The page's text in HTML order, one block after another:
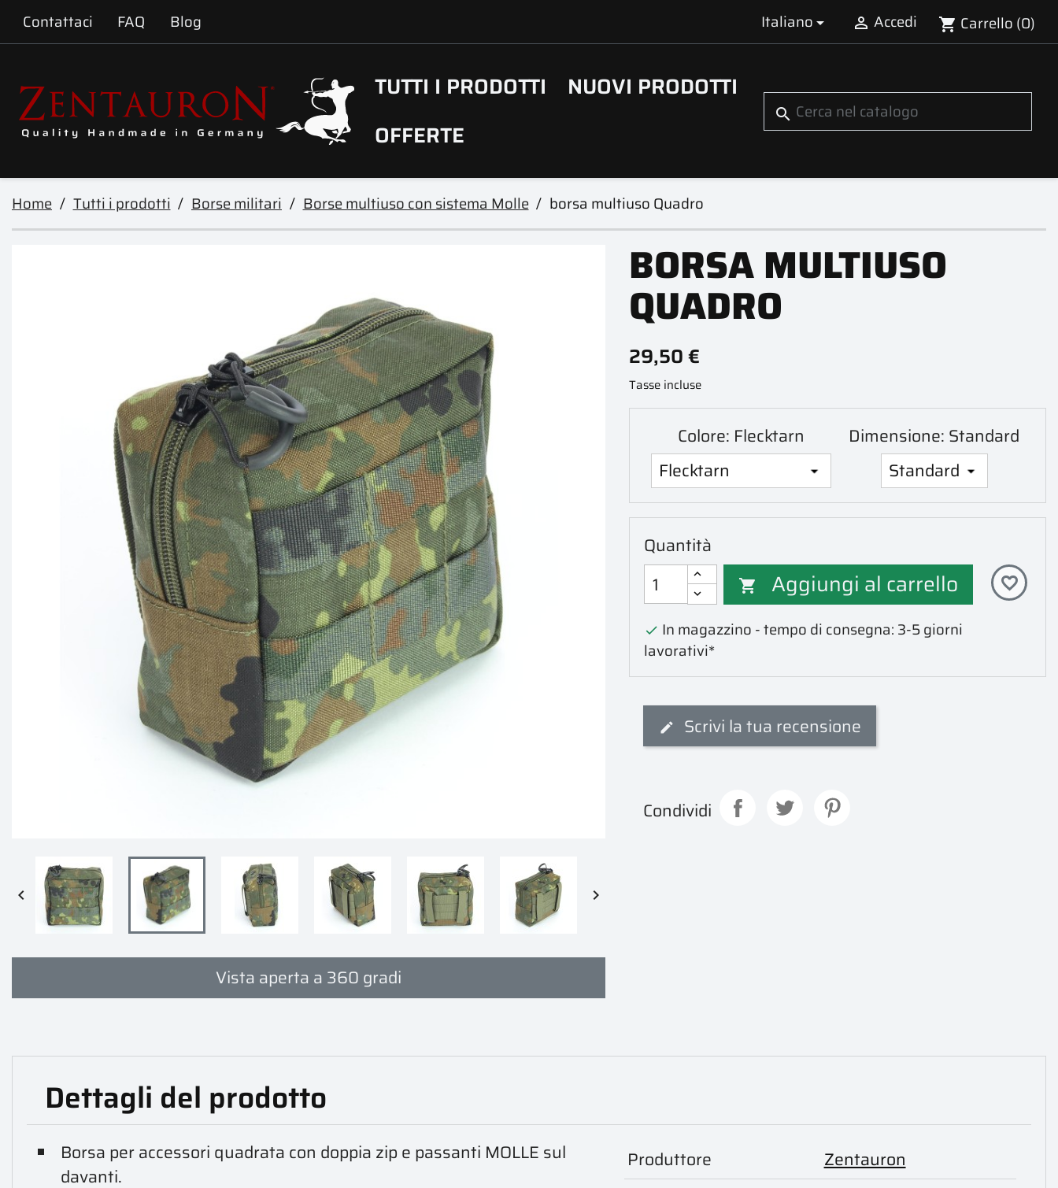
Contattaci FAQ Blog Italiano  Accedi shopping_cart Carrello (0)
TUTTI I PRODOTTI
NUOVI PRODOTTI
OFFERTE
search
Home Tutti i prodotti Borse militari Borse multiuso con sistema Molle borsa multiuso Quadro
 
Vista aperta a 360 gradi
BORSA MULTIUSO
QUADRO
29,50 €
Tasse incluse
Colore: Flecktarn Dimensione: Standard
Quantità
 Aggiungi al carrello favorite_border
 In magazzino - tempo di consegna: 3-5 giorni
lavorativi*
Scrivi la tua recensione
Condividi
Dettagli del prodotto
Borsa per accessori quadrata con doppia zip e passanti MOLLE sul
davanti.
Produttore
Zentauron